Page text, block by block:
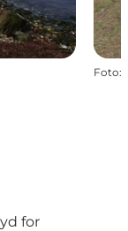
Foto:
for